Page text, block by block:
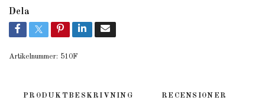
Dela
Artikelnummer: 510F
PRODUKTBESKRIVNING RECENSIONER